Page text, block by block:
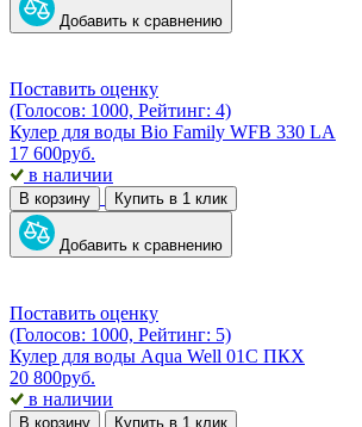
Добавить к сравнению
Поставить оценку
(Голосов: 1000, Рейтинг: 4)
Кулер для воды Bio Family WFB 330 LA
17 600руб.
в наличии
В корзину Купить в 1 клик
Добавить к сравнению
Поставить оценку
(Голосов: 1000, Рейтинг: 5)
Кулер для воды Aqua Well 01C ПКХ
20 800руб.
в наличии
В корзину Купить в 1 клик